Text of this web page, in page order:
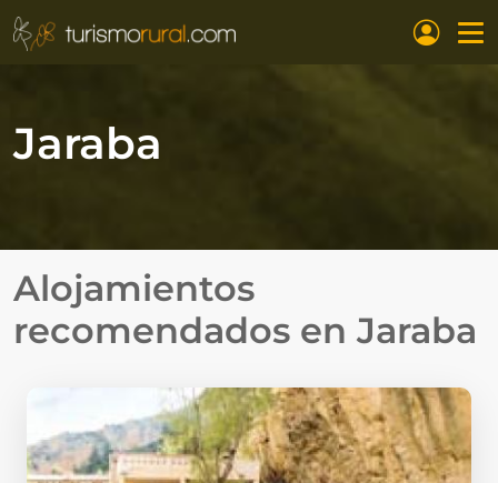
Pasar al contenido principal
Jaraba
Alojamientos
recomendados en Jaraba